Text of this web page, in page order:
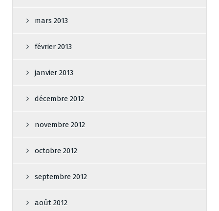
mars 2013
février 2013
janvier 2013
décembre 2012
novembre 2012
octobre 2012
septembre 2012
août 2012